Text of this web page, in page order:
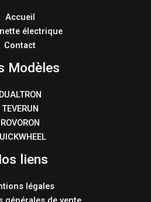
Accueil
électrique
Contact
Modèles
DUALTRON
TEVERUN
ROVORON
liens
légales